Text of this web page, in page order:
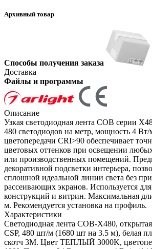
Архивный товар
Способы получения заказа
Доставка
Файлы и программы
Описание
Узкая светодиодная лента COB серии
480 светодиодов на метр, мощность 4
цветопередачи CRI>90 обеспечивает
цветовых оттенков при освещении
или производственных помещений.
декоративной подсветки интерьера,
сплошной идеальной линии света без
рассеивающих экранов. Используется
конструкций и витрин. Максимальная
м. Рекомендуется установка на профиль.
Характеристики
Светодиодная лента COB-X480,
CSP, 480 шт/м (1680 шт на 3.5 м), белая
скотч 3М. Цвет ТЕПЛЫЙ 3000K,